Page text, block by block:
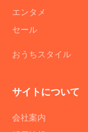
エンタメ
セール
おうちスタイル
サイトについて
会社案内